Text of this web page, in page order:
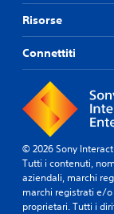
Risorse
Connettiti
© 2026 Sony
Tutti i contenuti,
aziendali, marchi
marchi registrati e/
proprietari. Tutti i